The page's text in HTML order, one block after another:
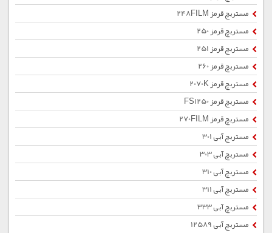
مستربچ قرمز 248FILM
مستربچ قرمز 250
مستربچ قرمز 251
مستربچ قرمز 260
مستربچ قرمز 2070K
مستربچ قرمز FS1250
مستربچ قرمز 270FILM
مستربچ آبی 301
مستربچ آبی 303
مستربچ آبی 310
مستربچ آبی 311
مستربچ آبی 333
مستربچ آبی 12589